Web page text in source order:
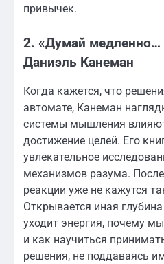
привычек.
2. «Думай
Даниэль Канеман
Когда кажется, что
автомате, Канеман
системы мышления
достижение целей. Его
увлекательное
механизмов разума.
реакции уже не кажутся
Открывается иная
уходит энергия, почему
и как научиться
решения, не поддаваясь